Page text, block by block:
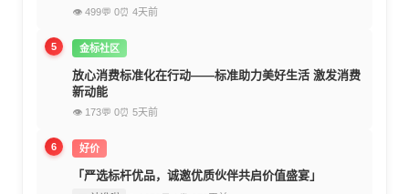
👁 499💬 0⏰ 4天前
5 金标社区
放心消费标准化在行动——标准助力美好生活 激发消费
新动能
👁 173💬 0⏰ 5天前
6 好价
「严选标杆优品，诚邀优质伙伴共启价值盛宴」